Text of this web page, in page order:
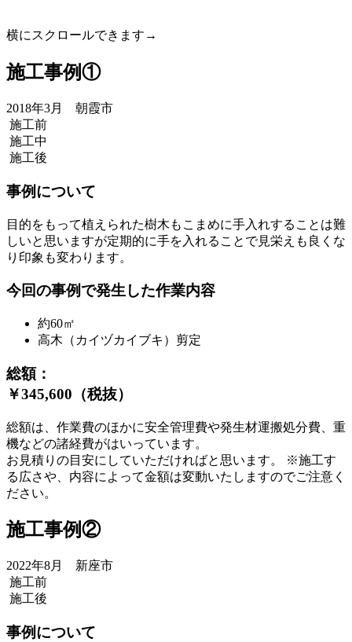
横にスクロールできます→
施工事例①
2018年3月 朝霞市
施工前
施工中
施工後
事例について
目的をもって植えられた樹木もこまめに手入れすることは難
しいと思いますが定期的に手を入れることで見栄えも良くな
り印象も変わります。
今回の事例で発生した作業内容
約60㎡
高木（カイヅカイブキ）剪定
総額：
￥345,600（税抜）
総額は、作業費のほかに安全管理費や発生材運搬処分費、重
機などの諸経費がはいっています。
お見積りの目安にしていただければと思います。 ※施工す
る広さや、内容によって金額は変動いたしますのでご注意く
ださい。
施工事例②
2022年8月 新座市
施工前
施工後
事例について